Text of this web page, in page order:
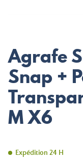
Agrafe
Snap +
M X6
Expédition 24 H